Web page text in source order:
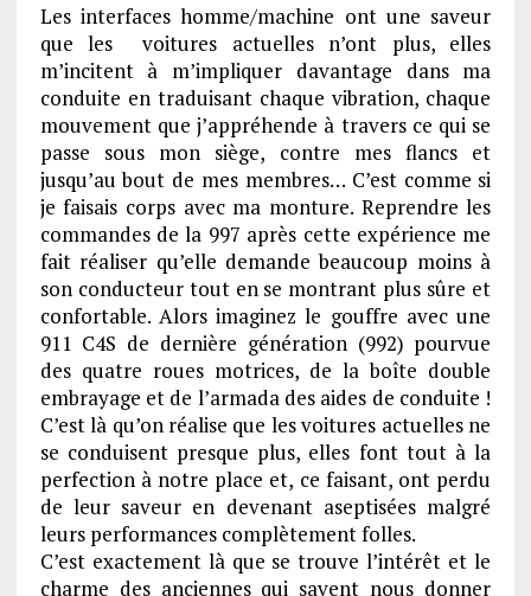
Les interfaces homme/machine ont une saveur
que les voitures actuelles n’ont plus, elles
m’incitent à m’impliquer davantage dans ma
conduite en traduisant chaque vibration, chaque
mouvement que j’appréhende à travers ce qui se
passe sous mon siège, contre mes flancs et
jusqu’au bout de mes membres… C’est comme si
je faisais corps avec ma monture. Reprendre les
commandes de la 997 après cette expérience me
fait réaliser qu’elle demande beaucoup moins à
son conducteur tout en se montrant plus sûre et
confortable. Alors imaginez le gouffre avec une
911 C4S de dernière génération (992) pourvue
des quatre roues motrices, de la boîte double
embrayage et de l’armada des aides de conduite !
C’est là qu’on réalise que les voitures actuelles ne
se conduisent presque plus, elles font tout à la
perfection à notre place et, ce faisant, ont perdu
de leur saveur en devenant aseptisées malgré
leurs performances complètement folles.
C’est exactement là que se trouve l’intérêt et le
charme des anciennes qui savent nous donner